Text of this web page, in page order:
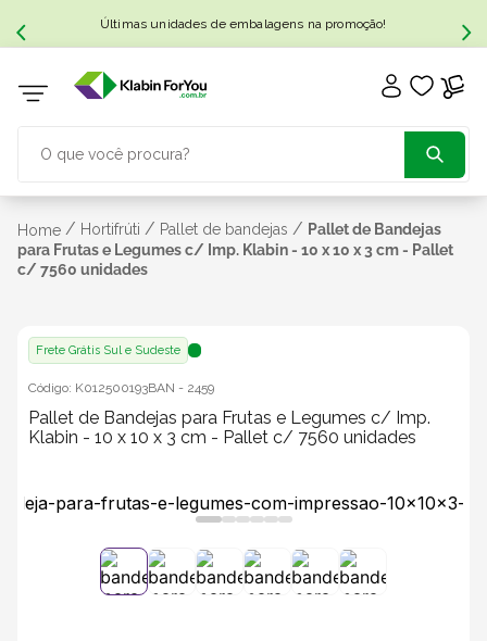
Últimas unidades de embalagens na promoção!
Home / Hortifrúti / Pallet de bandejas / Pallet de Bandejas
para Frutas e Legumes c/ Imp. Klabin - 10 x 10 x 3 cm - Pallet
c/ 7560 unidades
Frete Grátis Sul e Sudeste
Código: K012500193BAN - 2459
Pallet de Bandejas para Frutas e Legumes c/ Imp.
Klabin - 10 x 10 x 3 cm - Pallet c/ 7560 unidades
TERMOS MAIS BUSCADOS
5º transporte
6º caixas